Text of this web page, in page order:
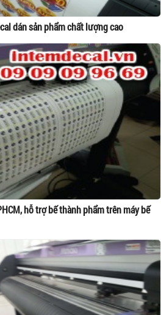
dán sản phẩm chất lượng cao
hỗ trợ bế thành phẩm trên máy bế